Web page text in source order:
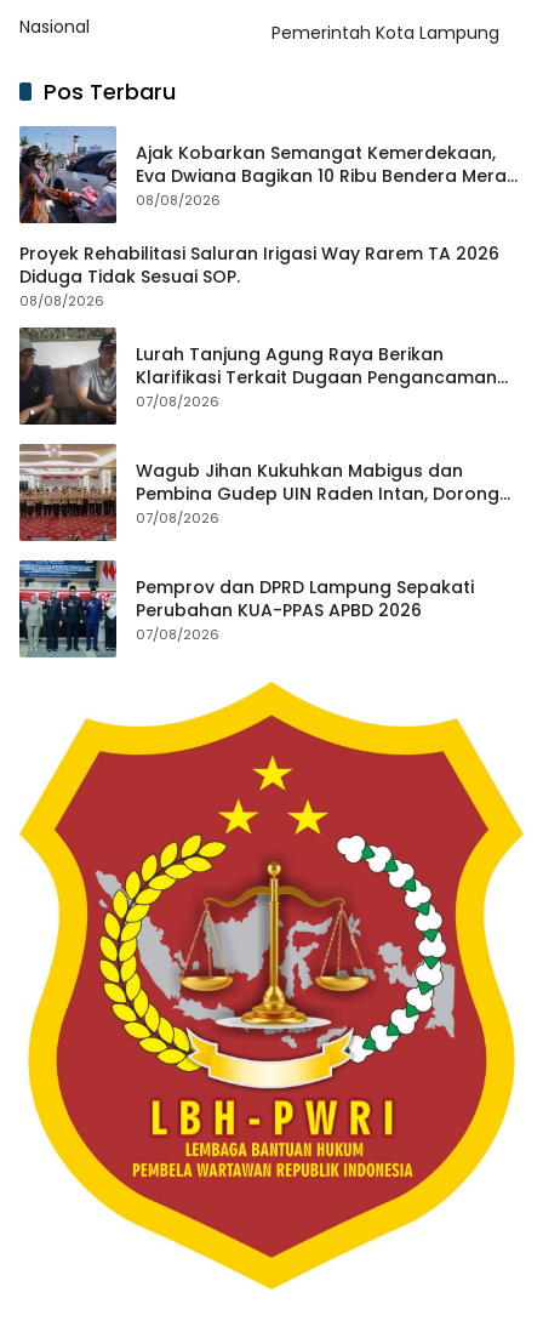
Nasional
Pemerintah Kota Lampung
Pos Terbaru
Ajak Kobarkan Semangat Kemerdekaan,
Eva Dwiana Bagikan 10 Ribu Bendera Merah
Putih ke Warga
08/08/2026
Proyek Rehabilitasi Saluran Irigasi Way Rarem TA 2026
Diduga Tidak Sesuai SOP.
08/08/2026
Lurah Tanjung Agung Raya Berikan
Klarifikasi Terkait Dugaan Pengancaman
Antar Warga Yang Berujung Laporan ke
07/08/2026
Wagub Jihan Kukuhkan Mabigus dan
Pembina Gudep UIN Raden Intan, Dorong
Penguatan Karakter Generasi Muda
07/08/2026
Pemprov dan DPRD Lampung Sepakati
Perubahan KUA-PPAS APBD 2026
07/08/2026